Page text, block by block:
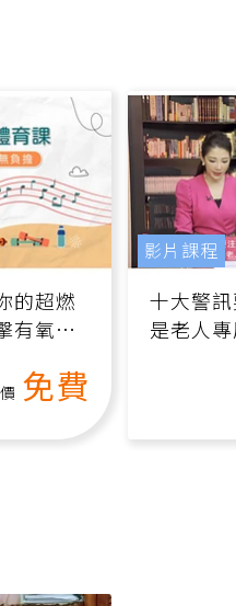
的超燃
有氧」
負擔
免費
十大警
是老人
影片課程